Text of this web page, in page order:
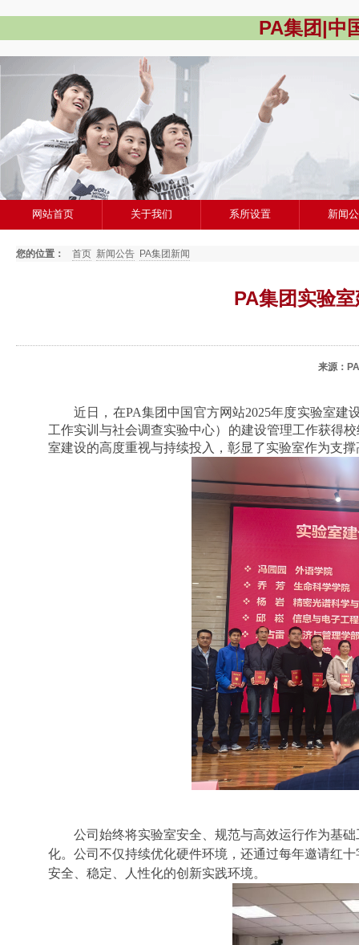
PA集团|中
网站首页 关于我们 系所设置 新闻
您的位置： 首页 新闻公告 PA集团新闻
PA集团实验
来源：
近日，在PA集团中国官方网站2025年度实验室建
工作实训与社会调查实验中心）的建设管理工作获得
室建设的高度重视与持续投入，彰显了实验室作为支
公司始终将实验室安全、规范与高效运行作为基
化。 公司不仅持续优化硬件环境 ，还通过每年邀请红十
安全、稳定、人性化的创新实践环境。